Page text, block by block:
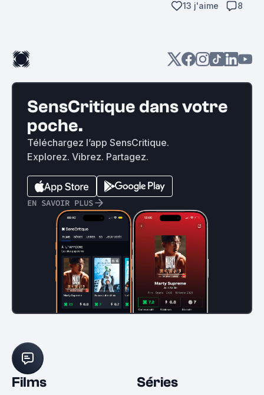
13 j'aime
8
SensCritique dans votre
poche.
Téléchargez l’app SensCritique.
Explorez. Vibrez. Partagez.
EN SAVOIR PLUS
Films Séries